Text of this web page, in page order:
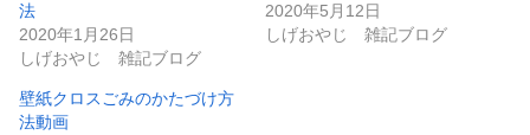
法
2020年1月26日
しげおやじ 雑記ブログ
2020年5月12日
しげおやじ 雑記ブログ
壁紙クロスごみのかたづけ方
法動画